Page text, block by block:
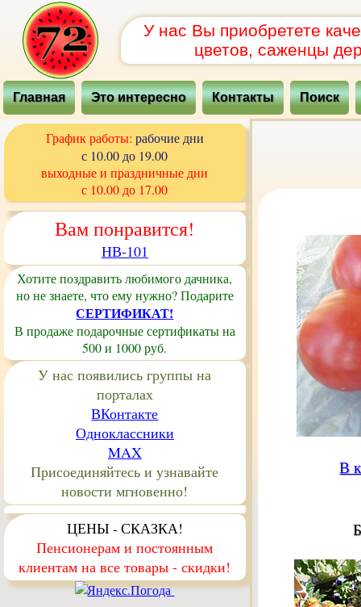
У нас Вы приобретете
цветов, саженцы
Главная Это интересно Контакты Поиск
График работы: рабочие дни
с 10.00 до 19.00
выходные и праздничные дни
с 10.00 до 17.00
Вам понравится!
НВ-101
Хотите поздравить любимого дачника,
но не знаете, что ему нужно? Подарите
СЕРТИФИКАТ!
В продаже подарочные сертификаты на
500 и 1000 руб.
У нас появились группы на
порталах
ВКонтакте
Одноклассники
MAX
Присоединяйтесь и узнавайте
новости мгновенно!
ЦЕНЫ - СКАЗКА!
Пенсионерам и постоянным
клиентам на все товары - скидки!
В